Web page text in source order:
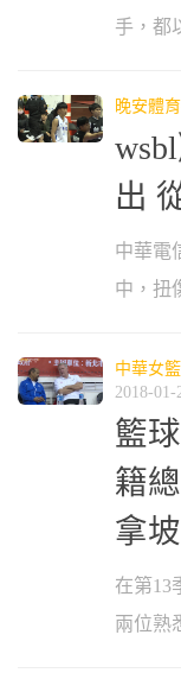
手，都
晚安體
出
中華電
中，扭
中華女
2018-01-
籃
籍
拿
在第13
兩位熟